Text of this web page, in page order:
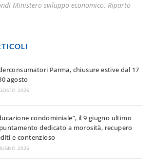
Ministero sviluppo economico. Riparto
Parma, chiusure estive dal 17
agosto
2026
condominiale”, il 9 giugno ultimo
dedicato a morosità, recupero
e contenzioso
2026